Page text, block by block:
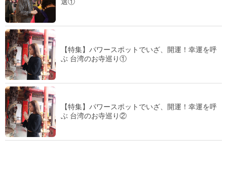
選①
【特集】パワースポットでいざ、開運！幸運を呼
ぶ 台湾のお寺巡り①
【特集】パワースポットでいざ、開運！幸運を呼
ぶ 台湾のお寺巡り②